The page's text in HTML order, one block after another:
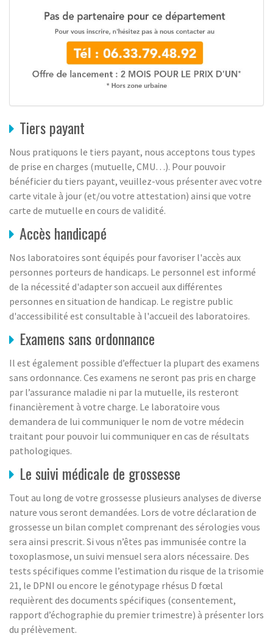
Tiers payant
Nous pratiquons le tiers payant, nous acceptons tous types
de prise en charges (mutuelle, CMU…). Pour pouvoir
bénéficier du tiers payant, veuillez-vous présenter avec votre
carte vitale à jour (et/ou votre attestation) ainsi que votre
carte de mutuelle en cours de validité.
Accès handicapé
Nos laboratoires sont équipés pour favoriser l'accès aux
personnes porteurs de handicaps. Le personnel est informé
de la nécessité d'adapter son accueil aux différentes
personnes en situation de handicap. Le registre public
d'accessibilité est consultable à l'accueil des laboratoires.
Examens sans ordonnance
Il est également possible d’effectuer la plupart des examens
sans ordonnance. Ces examens ne seront pas pris en charge
par l’assurance maladie ni par la mutuelle, ils resteront
financièrement à votre charge. Le laboratoire vous
demandera de lui communiquer le nom de votre médecin
traitant pour pouvoir lui communiquer en cas de résultats
pathologiques.
Le suivi médicale de grossesse
Tout au long de votre grossesse plusieurs analyses de diverse
nature vous seront demandées. Lors de votre déclaration de
grossesse un bilan complet comprenant des sérologies vous
sera ainsi prescrit. Si vous n’êtes pas immunisée contre la
toxoplasmose, un suivi mensuel sera alors nécessaire. Des
tests spécifiques comme l’estimation du risque de la trisomie
21, le DPNI ou encore le génotypage rhésus D fœtal
requièrent des documents spécifiques (consentement,
rapport d’échographie du premier trimestre) à présenter lors
du prélèvement.